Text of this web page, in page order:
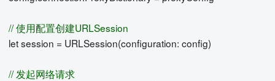
// 使用配置创建URLSession
let session = URLSession(configuration: config)
// 发起网络请求